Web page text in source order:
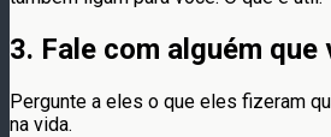
3. Fale com alguém que
Pergunte a eles o que eles fizeram
na vida.